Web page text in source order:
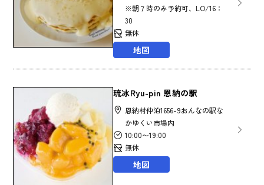
※朝７時のみ予約可、LO/16：
30
無休
地図
琉冰Ryu-pin 恩納の駅
恩納村仲泊1656-9おんなの駅な
かゆくい市場内
10:00〜19:00
無休
地図